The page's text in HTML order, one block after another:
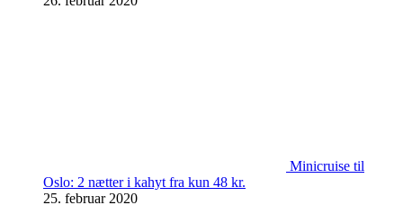
Minicruise til
Oslo: 2 nætter i kahyt fra kun 48 kr.
25. februar 2020